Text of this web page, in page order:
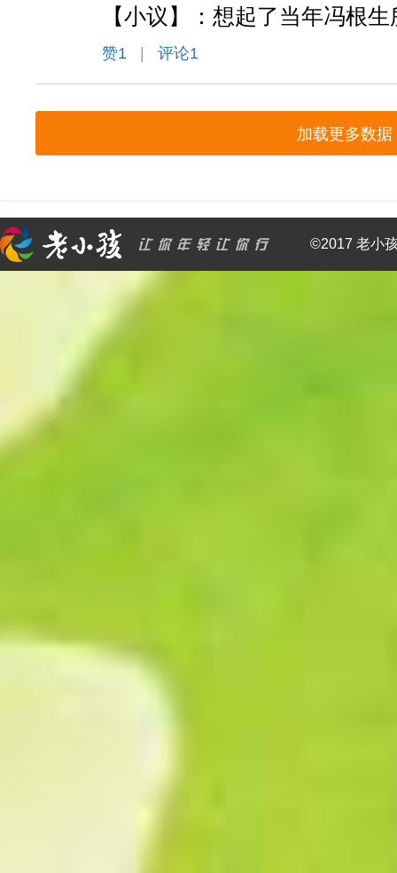
【小议】：想起了当年冯根生
赞1 评论1
加载更多数据
©2017 老小